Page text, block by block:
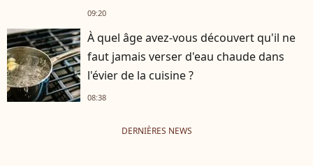
09:20
À quel âge avez-vous découvert qu'il ne
faut jamais verser d'eau chaude dans
l'évier de la cuisine ?
08:38
DERNIÈRES NEWS